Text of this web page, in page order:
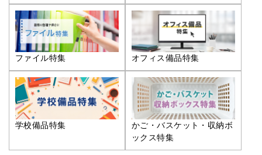
ファイル特集 オフィス備品特集
学校備品特集
かご・バスケット・収納ボ
ックス特集